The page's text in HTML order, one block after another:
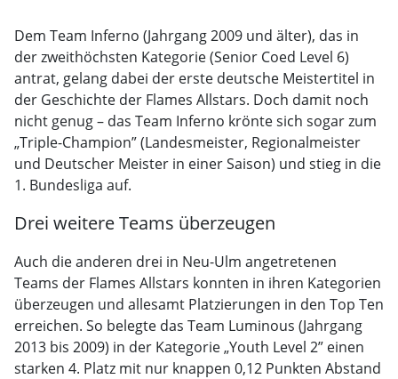
Dem Team Inferno (Jahrgang 2009 und älter), das in
der zweithöchsten Kategorie (Senior Coed Level 6)
antrat, gelang dabei der erste deutsche Meistertitel in
der Geschichte der Flames Allstars. Doch damit noch
nicht genug – das Team Inferno krönte sich sogar zum
„Triple-Champion” (Landesmeister, Regionalmeister
und Deutscher Meister in einer Saison) und stieg in die
1. Bundesliga auf.
Drei weitere Teams überzeugen
Auch die anderen drei in Neu-Ulm angetretenen
Teams der Flames Allstars konnten in ihren Kategorien
überzeugen und allesamt Platzierungen in den Top Ten
erreichen. So belegte das Team Luminous (Jahrgang
2013 bis 2009) in der Kategorie „Youth Level 2” einen
starken 4. Platz mit nur knappen 0,12 Punkten Abstand